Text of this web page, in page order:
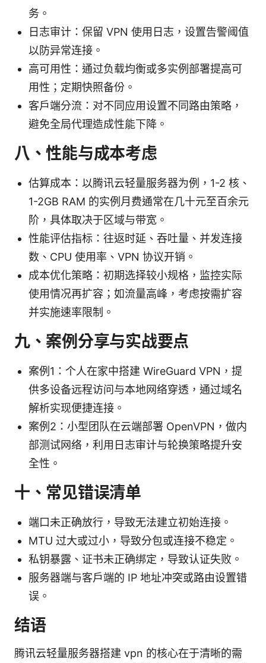
务。
日志审计：保留 VPN 使用日志，设置告警阈值
以防异常连接。
高可用性：通过负载均衡或多实例部署提高可
用性；定期快照备份。
客户端分流：对不同应用设置不同路由策略，
避免全局代理造成性能下降。
八、性能与成本考虑
估算成本：以腾讯云轻量服务器为例，1-2 核、
1-2GB RAM 的实例月费通常在几十元至百余元
阶，具体取决于区域与带宽。
性能评估指标：往返时延、吞吐量、并发连接
数、CPU 使用率、VPN 协议开销。
成本优化策略：初期选择较小规格，监控实际
使用情况再扩容；如流量高峰，考虑按需扩容
并实施速率限制。
九、案例分享与实战要点
案例1：个人在家中搭建 WireGuard VPN，提
供多设备远程访问与本地网络穿透，通过域名
解析实现便捷连接。
案例2：小型团队在云端部署 OpenVPN，做内
部测试网络，利用日志审计与轮换策略提升安
全性。
十、常见错误清单
端口未正确放行，导致无法建立初始连接。
MTU 过大或过小，导致分包或连接不稳定。
私钥暴露、证书未正确绑定，导致认证失败。
服务器端与客户端的 IP 地址冲突或路由设置错
误。
结语
腾讯云轻量服务器搭建 vpn 的核心在于清晰的需